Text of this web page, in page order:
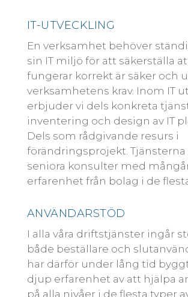
IT-UTVECKLING
En verksamhet behöver
sin IT miljö för att säkerställa
fungerar korrekt är säker och
verksamhetens krav. Inom IT
erbjuder vi dels konkreta
inventering och design av IT
Dels som rådgivande resurs i
förändringsprojekt. Tjänsterna
seniora konsulter med
erfarenhet från bolag i de
ANVÄNDARSTÖD
I alla våra driftstjänster ingår
både beställare och
har därför under lång tid
djup erfarenhet av att hjälpa
på alla nivåer i de flesta typer